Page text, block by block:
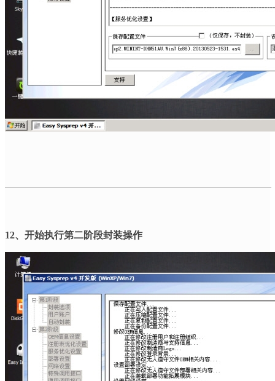
12、开始执行第二阶段封装操作